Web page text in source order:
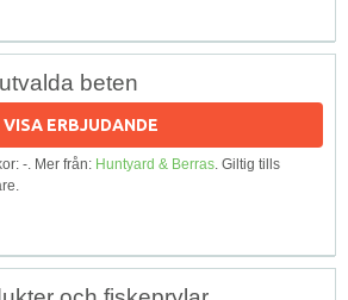
beten
VISA ERBJUDANDE
-. Mer från: Huntyard & Berras. Giltig tills